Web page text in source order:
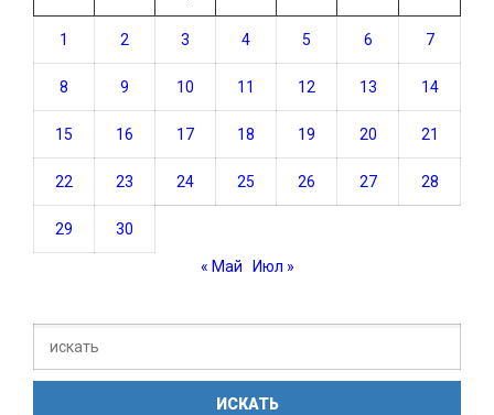
1 2 3 4 5 6 7
8 9 10 11 12 13 14
15 16 17 18 19 20 21
22 23 24 25 26 27 28
29 30
« Май Июл »